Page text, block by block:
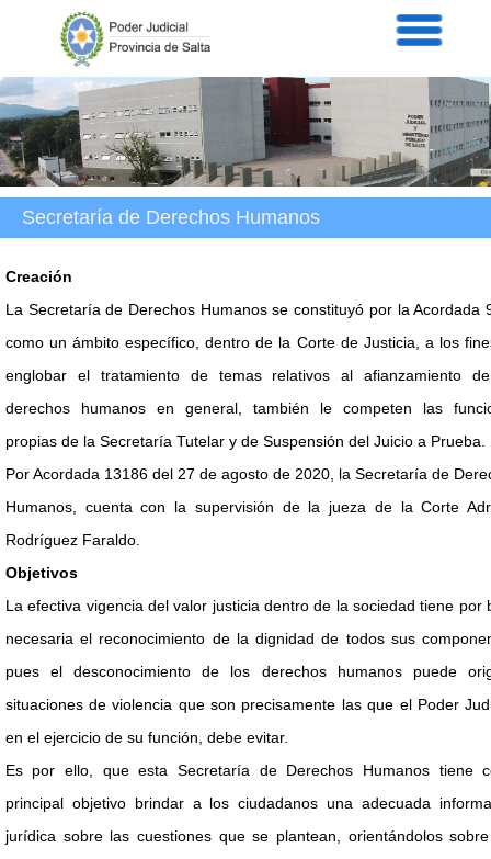
Servicios
Prensa
Intranet
Contacto
Secretarí­a de Derechos Humanos
Creación
La Secretaría de Derechos Humanos se constituyó por la Acordada
como un ámbito específico, dentro de la Corte de Justicia, a los
englobar el tratamiento de temas relativos al afianzamiento
derechos humanos en general, también le competen las
propias de la Secretaría Tutelar y de Suspensión del Juicio a Prueba.
Por Acordada 13186 del 27 de agosto de 2020, la Secretaría de
Humanos, cuenta con la supervisión de la jueza de la Corte
Rodríguez Faraldo.
Objetivos
La efectiva vigencia del valor justicia dentro de la sociedad tiene por
necesaria el reconocimiento de la dignidad de todos sus
pues el desconocimiento de los derechos humanos puede
situaciones de violencia que son precisamente las que el Poder
en el ejercicio de su función, debe evitar.
Es por ello, que esta Secretaría de Derechos Humanos tiene
principal objetivo brindar a los ciudadanos una adecuada
jurídica sobre las cuestiones que se plantean, orientándolos